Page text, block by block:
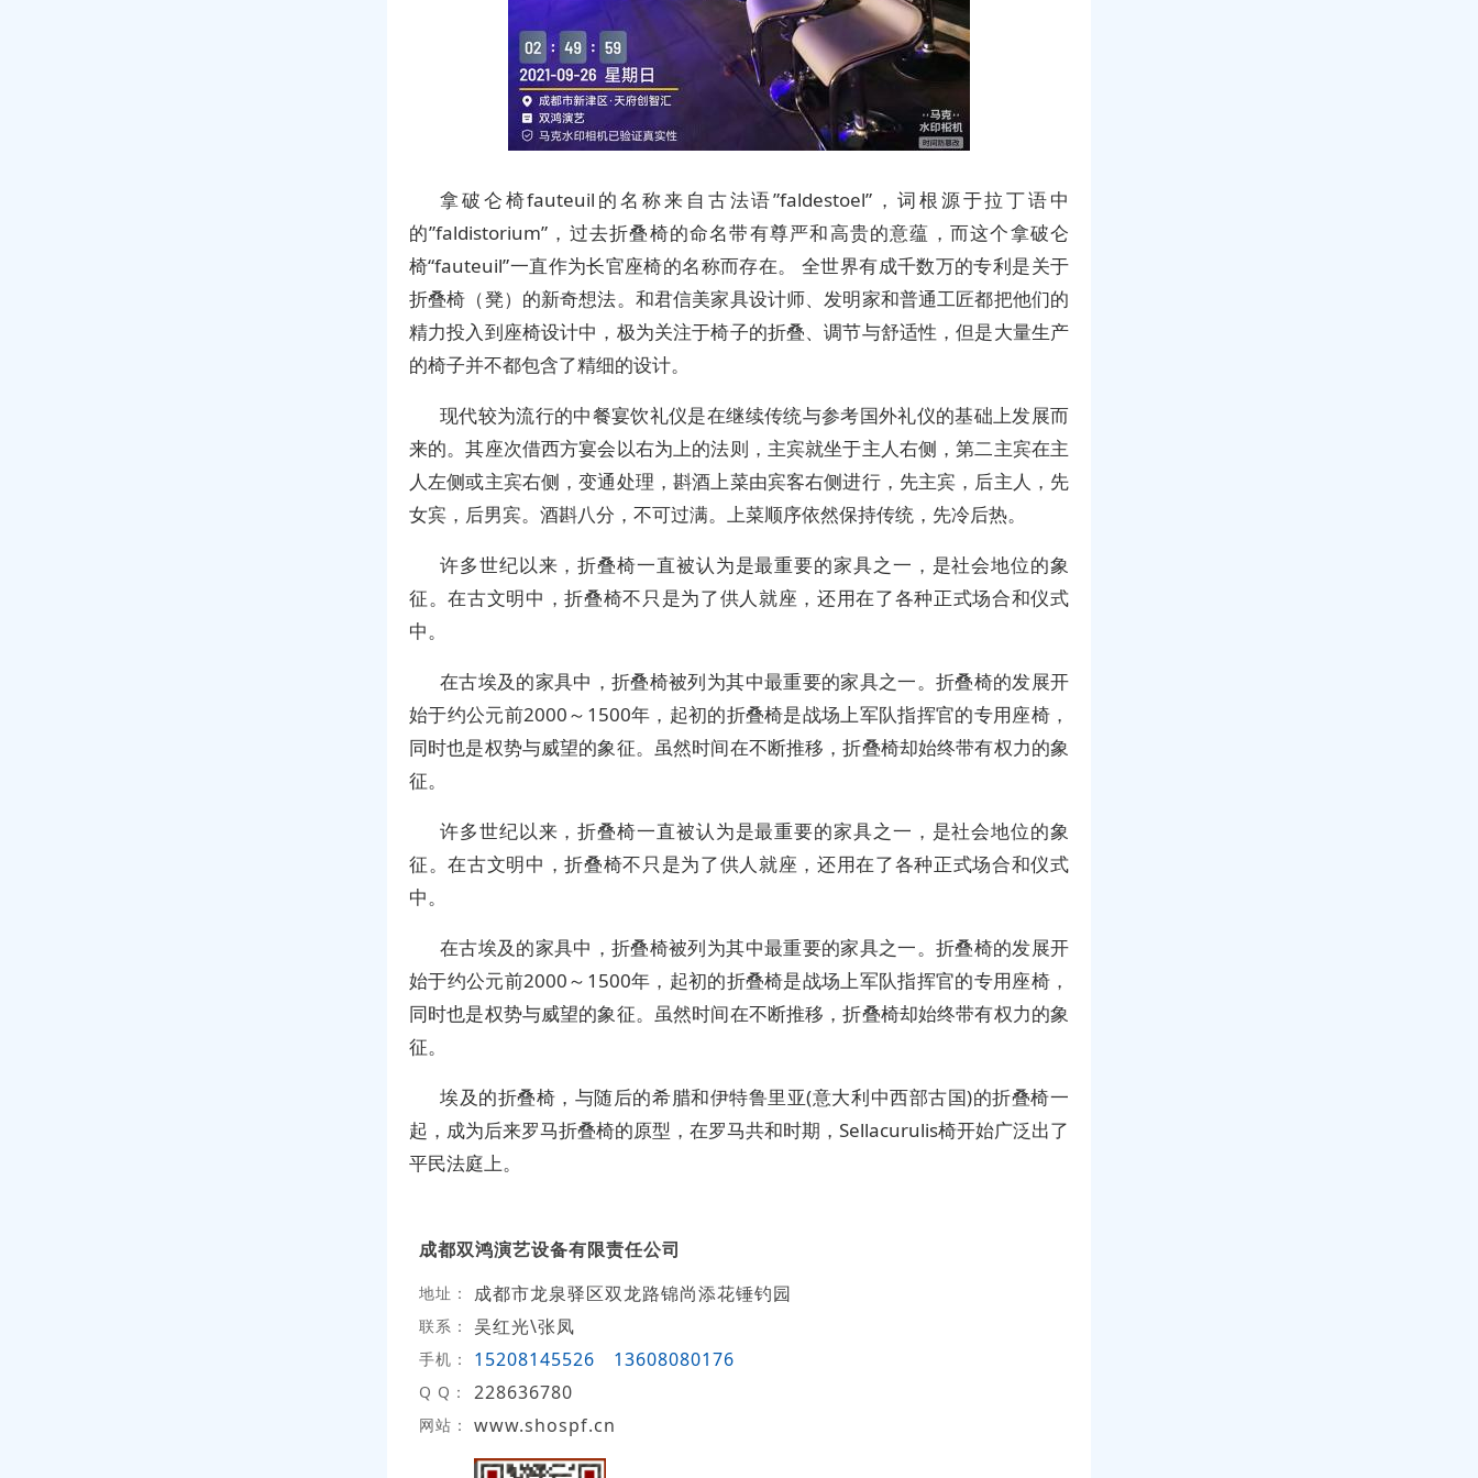
拿破仑椅fauteuil的名称来自古法语”faldestoel”，词根源于拉丁语中
的”faldistorium”，过去折叠椅的命名带有尊严和高贵的意蕴，而这个拿破仑
椅“fauteuil”一直作为长官座椅的名称而存在。 全世界有成千数万的专利是关于
折叠椅（凳）的新奇想法。和君信美家具设计师、发明家和普通工匠都把他们的
精力投入到座椅设计中，极为关注于椅子的折叠、调节与舒适性，但是大量生产
的椅子并不都包含了精细的设计。
现代较为流行的中餐宴饮礼仪是在继续传统与参考国外礼仪的基础上发展而
来的。其座次借西方宴会以右为上的法则，主宾就坐于主人右侧，第二主宾在主
人左侧或主宾右侧，变通处理，斟酒上菜由宾客右侧进行，先主宾，后主人，先
女宾，后男宾。酒斟八分，不可过满。上菜顺序依然保持传统，先冷后热。
许多世纪以来，折叠椅一直被认为是最重要的家具之一，是社会地位的象
征。在古文明中，折叠椅不只是为了供人就座，还用在了各种正式场合和仪式
中。
在古埃及的家具中，折叠椅被列为其中最重要的家具之一。折叠椅的发展开
始于约公元前2000～1500年，起初的折叠椅是战场上军队指挥官的专用座椅，
同时也是权势与威望的象征。虽然时间在不断推移，折叠椅却始终带有权力的象
征。
许多世纪以来，折叠椅一直被认为是最重要的家具之一，是社会地位的象
征。在古文明中，折叠椅不只是为了供人就座，还用在了各种正式场合和仪式
中。
在古埃及的家具中，折叠椅被列为其中最重要的家具之一。折叠椅的发展开
始于约公元前2000～1500年，起初的折叠椅是战场上军队指挥官的专用座椅，
同时也是权势与威望的象征。虽然时间在不断推移，折叠椅却始终带有权力的象
征。
埃及的折叠椅，与随后的希腊和伊特鲁里亚(意大利中西部古国)的折叠椅一
起，成为后来罗马折叠椅的原型，在罗马共和时期，Sellacurulis椅开始广泛出了
平民法庭上。
成都双鸿演艺设备有限责任公司
地址： 成都市龙泉驿区双龙路锦尚添花锤钓园
联系： 吴红光\张凤
手机： 15208145526 13608080176
Q Q： 228636780
网站： www.shospf.cn